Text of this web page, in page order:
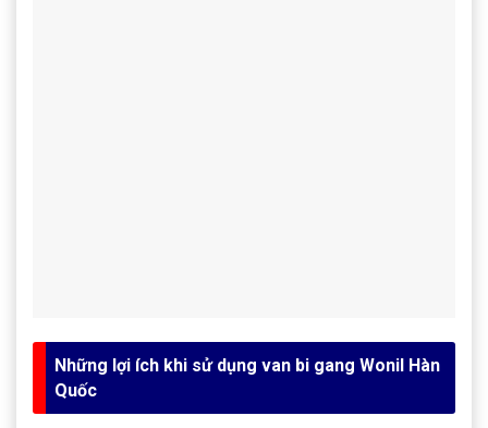
Những lợi ích khi sử dụng van bi gang Wonil Hàn
Quốc